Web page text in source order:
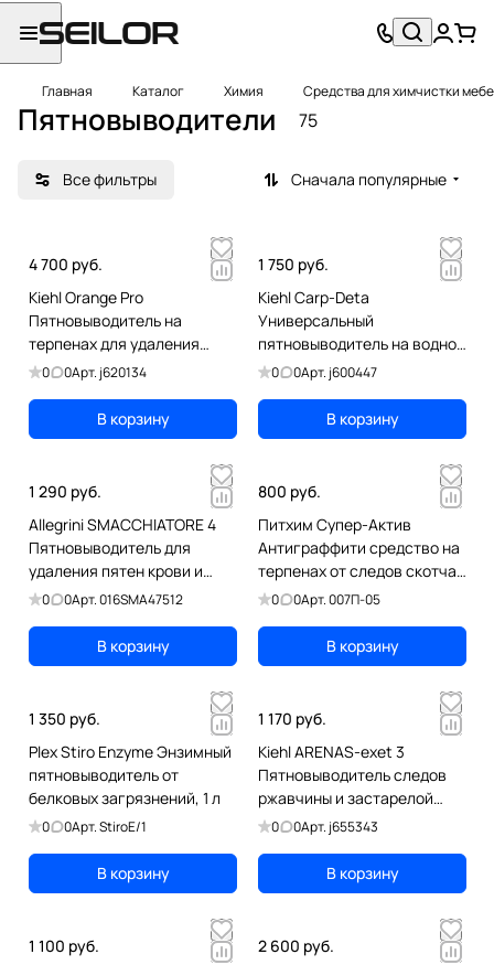
Главная Каталог Химия Средства для химчистки
Пятновыводители 75
Все фильтры Сначала популярные
4 700 руб.
Kiehl Orange Pro
Пятновыводитель на
терпенах для удаления
жвачки, смолы, дёгтя,
0 0Арт. j620134
В корзину
1 750 руб.
Kiehl Carp-Deta
Универсальный
пятновыводитель на водной
основе, 750 мл
0 0Арт. j600447
В корзину
1 290 руб.
Allegrini SMACCHIATORE 4
Пятновыводитель для
удаления пятен крови и
биологических
0 0Арт.016SMA47512
В корзину
800 руб.
Питхим Супер-Актив
Антиграффити средство на
терпенах от следов скотча,
клея, чернил, маркера, 500
0 0Арт.007П-05
В корзину
1 350 руб.
Plex Stiro Enzyme Энзимный
пятновыводитель от
белковых загрязнений, 1 л
0 0Арт.StiroE/1
В корзину
1 170 руб.
Kiehl ARENAS-exet 3
Пятновыводитель следов
ржавчины и застарелой
крови, 500 мл
0 0Арт. j655343
В корзину
1 100 руб.
2 600 руб.